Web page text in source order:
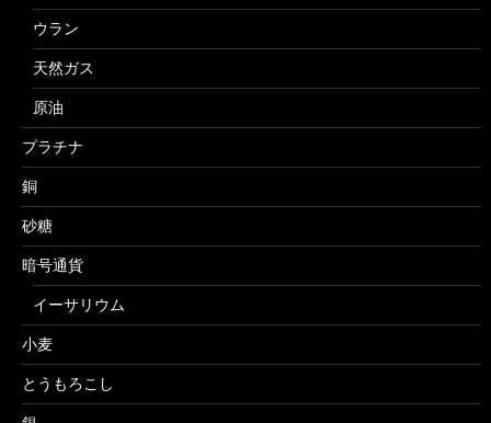
ウラン
天然ガス
原油
プラチナ
銅
砂糖
暗号通貨
イーサリウム
小麦
とうもろこし